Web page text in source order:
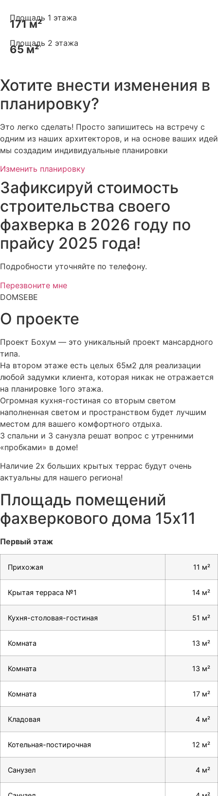
Площадь 1 этажа
171 м²
Площадь 2 этажа
65 м²
Хотите внести изменения в
планировку?
Это легко сделать! Просто запишитесь на встречу с
одним из наших архитекторов, и на основе ваших идей
мы создадим индивидуальные планировки
Изменить планировку
Зафиксируй стоимость
строительства своего
фахверка в 2026 году по
прайсу 2025 года!
Подробности уточняйте по телефону.
Перезвоните мне
DOMSEBE
О проекте
Проект Бохум — это уникальный проект мансардного
типа.
На втором этаже есть целых 65м2 для реализации
любой задумки клиента, которая никак не отражается
на планировке 1ого этажа.
Огромная кухня-гостиная со вторым светом
наполненная светом и пространством будет лучшим
местом для вашего комфортного отдыха.
3 спальни и 3 санузла решат вопрос с утренними
«пробками» в доме!
Наличие 2х больших крытых террас будут очень
актуальны для нашего региона!
Площадь помещений
фахверкового дома 15х11
Первый этаж
Прихожая 11 м²
Крытая терраса №1 14 м²
Кухня-столовая-гостиная 51 м²
Комната 13 м²
Комната 13 м²
Комната 17 м²
Кладовая 4 м²
Котельная-постирочная 12 м²
Санузел 4 м²